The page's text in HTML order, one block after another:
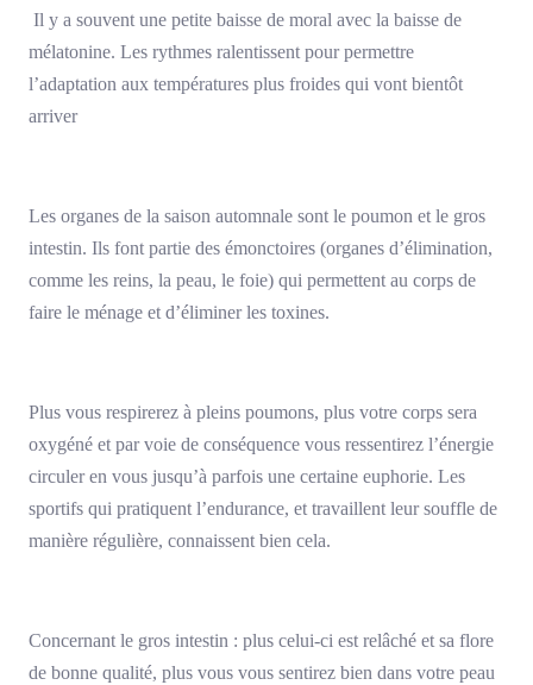
Il y a souvent une petite baisse de moral avec la baisse de
mélatonine. Les rythmes ralentissent pour permettre
l’adaptation aux températures plus froides qui vont bientôt
arriver
Les organes de la saison automnale sont le poumon et le gros
intestin. Ils font partie des émonctoires (organes d’élimination,
comme les reins, la peau, le foie) qui permettent au corps de
faire le ménage et d’éliminer les toxines.
Plus vous respirerez à pleins poumons, plus votre corps sera
oxygéné et par voie de conséquence vous ressentirez l’énergie
circuler en vous jusqu’à parfois une certaine euphorie. Les
sportifs qui pratiquent l’endurance, et travaillent leur souffle de
manière régulière, connaissent bien cela.
Concernant le gros intestin : plus celui-ci est relâché et sa flore
de bonne qualité, plus vous vous sentirez bien dans votre peau